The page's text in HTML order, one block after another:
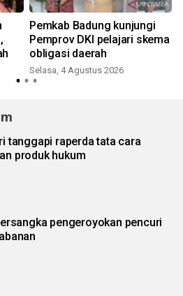
Pemkab Badung kunjungi
Pemprov DKI pelajari skema
obligasi daerah
Selasa, 4 Agustus 2026
tanggapi raperda tata cara
produk hukum
pengeroyokan pencuri